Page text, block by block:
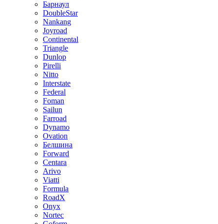
Барнаул
DoubleStar
Nankang
Joyroad
Continental
Triangle
Dunlop
Pirelli
Nitto
Interstate
Federal
Foman
Sailun
Farroad
Dynamo
Ovation
Белшина
Forward
Centara
Arivo
Viatti
Formula
RoadX
Onyx
Nortec